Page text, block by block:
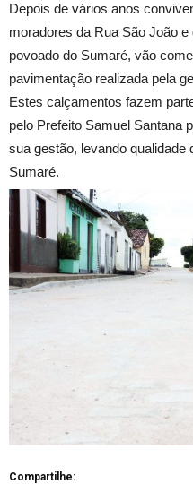
Depois de vários anos
moradores da Rua São João
povoado do Sumaré, vão
pavimentação realizada pela
Estes calçamentos fazem
pelo Prefeito Samuel Santana
sua gestão, levando qualidade
Sumaré.
Compartilhe: